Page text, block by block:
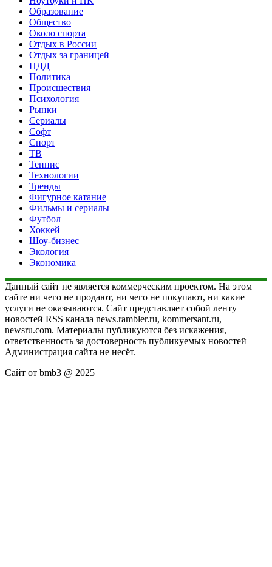
Образование
Общество
Около спорта
Отдых в России
Отдых за границей
ПДД
Политика
Происшествия
Психология
Рынки
Сериалы
Софт
Спорт
ТВ
Теннис
Технологии
Тренды
Фигурное катание
Фильмы и сериалы
Футбол
Хоккей
Шоу-бизнес
Экология
Экономика
Данный сайт не является коммерческим проектом. На этом
сайте ни чего не продают, ни чего не покупают, ни какие
услуги не оказываются. Сайт представляет собой ленту
новостей RSS канала news.rambler.ru, kommersant.ru,
newsru.com. Материалы публикуются без искажения,
ответственность за достоверность публикуемых новостей
Администрация сайта не несёт.
Сайт от bmb3 @ 2025